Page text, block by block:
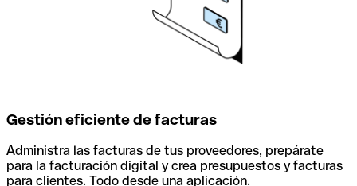
Gestión eficiente de facturas
Administra las facturas de tus proveedores, prepárate
para la facturación digital y crea presupuestos y facturas
para clientes. Todo desde una aplicación.